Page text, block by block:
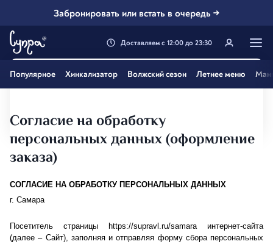
Забронировать или встать в очередь →
Генацвале, твой город
Самара?
Доставляем с 12:00 до 23:30
Популярное Хинкализатор Волжский сезон Летнее меню
Согласие на обработку
персональных данных (оформление
заказа)
СОГЛАСИЕ НА ОБРАБОТКУ ПЕРСОНАЛЬНЫХ ДАННЫХ
г. Самара
Посетитель страницы https://supravl.ru/samara интернет-сайта
(далее – Сайт), заполняя и отправляя форму сбора персональных